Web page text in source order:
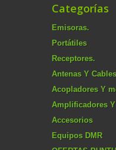
Categorías
Emisoras.
Portátiles
Receptores.
Antenas Y Cables
Acopladores Y
Amplificadores
Accesorios
Equipos DMR